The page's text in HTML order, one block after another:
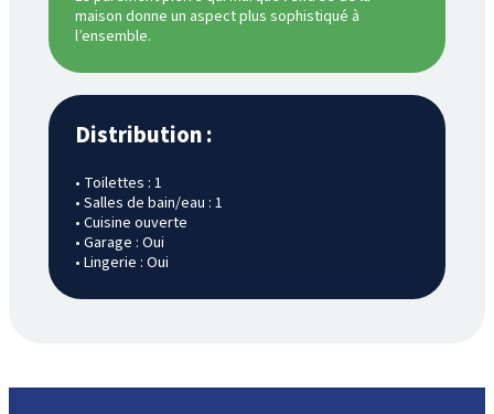
maison donne un aspect plus sophistiqué à
l’ensemble.
Distribution :
• Toilettes : 1
• Salles de bain/eau : 1
• Cuisine ouverte
• Garage : Oui
• Lingerie : Oui